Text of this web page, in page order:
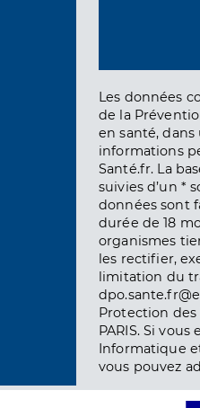
Les données
de la
en santé,
informations
Santé.fr. La
suivies d’un *
données sont
durée de 18
organismes
les rectifier,
limitation du
Protection des
PARIS. Si
Informatique
vous pouvez